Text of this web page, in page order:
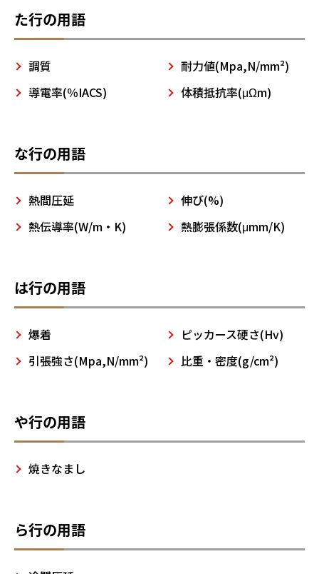
た行の用語
調質
耐力値(Mpa,N/mm²)
導電率(％IACS)
体積抵抗率(μΩm)
な行の用語
熱間圧延
伸び(%)
熱伝導率(W/m・K)
熱膨張係数(μmm/K)
は行の用語
爆着
ピッカース硬さ(Hv)
引張強さ(Mpa,N/mm²)
比重・密度(g/cm²)
や行の用語
焼きなまし
ら行の用語